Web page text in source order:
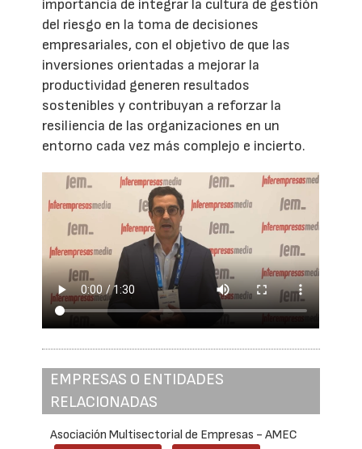
importancia de integrar la cultura de gestión
del riesgo en la toma de decisiones
empresariales, con el objetivo de que las
inversiones orientadas a mejorar la
productividad generen resultados
sostenibles y contribuyan a reforzar la
resiliencia de las organizaciones en un
entorno cada vez más complejo e incierto.
EMPRESAS O ENTIDADES
RELACIONADAS
Asociación Multisectorial de Empresas - AMEC